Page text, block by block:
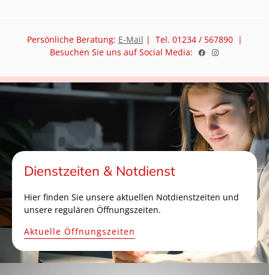
Persönliche Beratung: E-Mail | Tel. 01234 / 567890 |
Besuchen Sie uns auf Social Media:
Dienstzeiten & Notdienst
Hier finden Sie unsere aktuellen Notdienstzeiten und
unsere regulären Öffnungszeiten.
Aktuelle Öffnungszeiten